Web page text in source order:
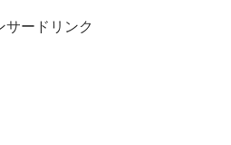
サードリンク